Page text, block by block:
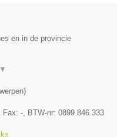
en in de provincie
▼
)
Fax: -, BTW-nr: 0899.846.333